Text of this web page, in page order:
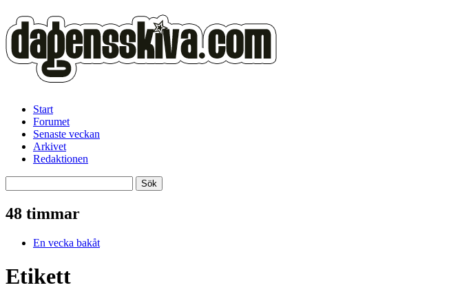
Start
Forumet
Senaste veckan
Arkivet
Redaktionen
48 timmar
En vecka bakåt
Etikett